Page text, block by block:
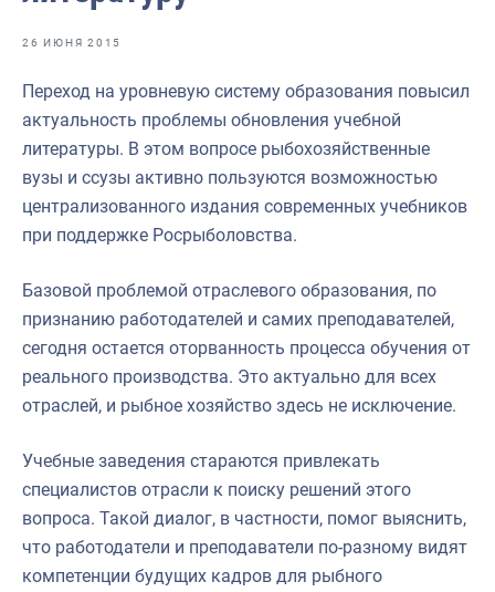
Отраслевые СМИ
Научно-практическая литература
Рыбоохрана России
Отрасль в цифрах
Инфографика
Укрепление духовно-нравственных ценностей
События в России и мире
26 ИЮНЯ 2015
Переход на уровневую систему образования повысил
актуальность проблемы обновления учебной
литературы. В этом вопросе рыбохозяйственные
вузы и ссузы активно пользуются возможностью
централизованного издания современных учебников
при поддержке Росрыболовства.
Базовой проблемой отраслевого образования, по
признанию работодателей и самих преподавателей,
сегодня остается оторванность процесса обучения от
реального производства. Это актуально для всех
отраслей, и рыбное хозяйство здесь не исключение.
Учебные заведения стараются привлекать
специалистов отрасли к поиску решений этого
вопроса. Такой диалог, в частности, помог выяснить,
что работодатели и преподаватели по-разному видят
компетенции будущих кадров для рыбного